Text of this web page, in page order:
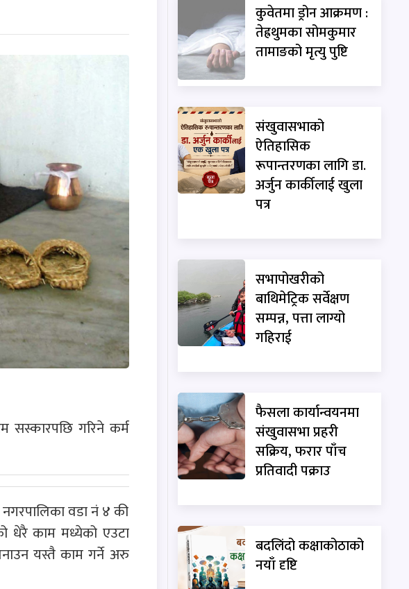
सस्कारपछि गरिने कर्म
वडा नं ४ की
धेरै काम मध्येको एउटा
यस्तै काम गर्ने अरु
कुवेतमा ड्रोन आक्रमण :
तेह्रथुमका सोमकुमार
तामाङको मृत्यु पुष्टि
संखुवासभाको
ऐतिहासिक
रूपान्तरणका लागि डा.
अर्जुन कार्कीलाई खुला
पत्र
सभापोखरीको
बाथिमेट्रिक सर्वेक्षण
सम्पन्न, पत्ता लाग्यो
गहिराई
फैसला कार्यान्वयनमा
संखुवासभा प्रहरी
सक्रिय, फरार पाँच
प्रतिवादी पक्राउ
बदलिंदो कक्षाकोठाको
नयाँ दृष्टि